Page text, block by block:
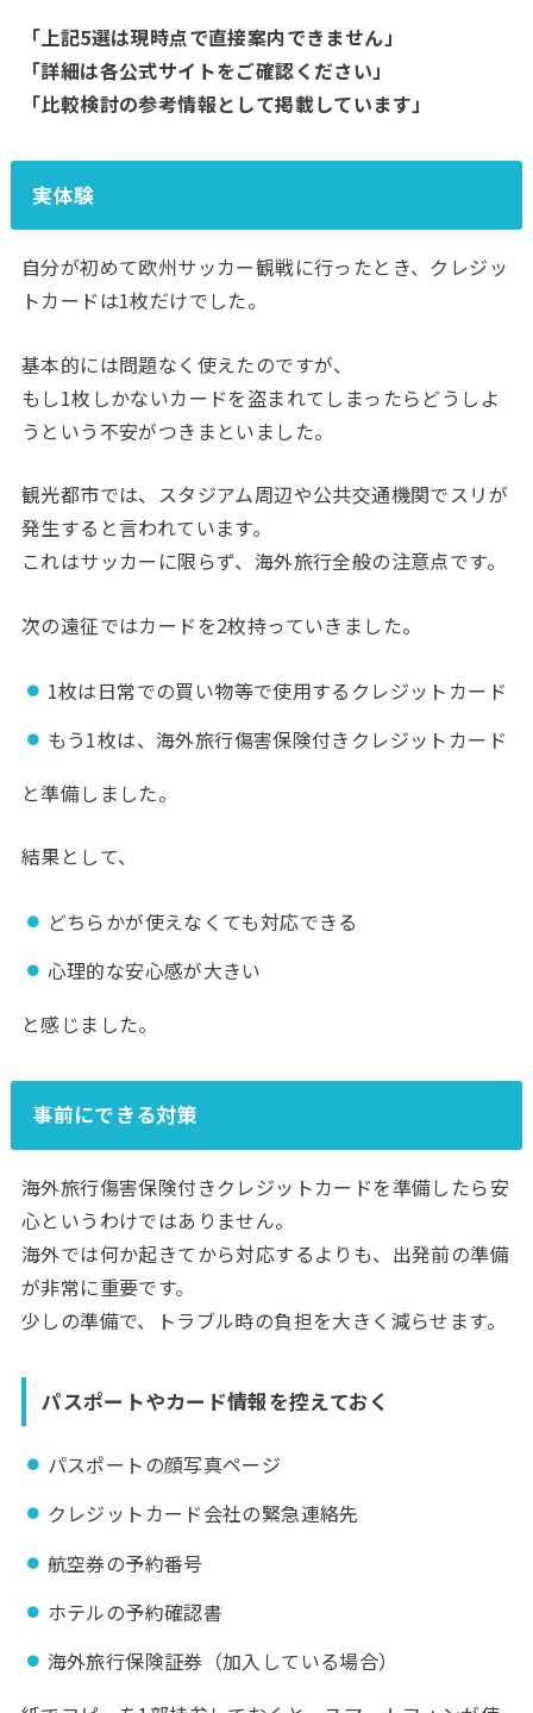
「上記5選は現時点で直接案内できません」
「詳細は各公式サイトをご確認ください」
「比較検討の参考情報として掲載しています」
実体験
自分が初めて欧州サッカー観戦に行ったとき、クレジッ
トカードは1枚だけでした。
基本的には問題なく使えたのですが、
もし1枚しかないカードを盗まれてしまったらどうしよ
うという不安がつきまといました。
観光都市では、スタジアム周辺や公共交通機関でスリが
発生すると言われています。
これはサッカーに限らず、海外旅行全般の注意点です。
次の遠征ではカードを2枚持っていきました。
1枚は日常での買い物等で使用するクレジットカード
もう1枚は、海外旅行傷害保険付きクレジットカード
と準備しました。
結果として、
どちらかが使えなくても対応できる
心理的な安心感が大きい
と感じました。
事前にできる対策
海外旅行傷害保険付きクレジットカードを準備したら安
心というわけではありません。
海外では何か起きてから対応するよりも、出発前の準備
が非常に重要です。
少しの準備で、トラブル時の負担を大きく減らせます。
パスポートやカード情報を控えておく
パスポートの顔写真ページ
クレジットカード会社の緊急連絡先
航空券の予約番号
ホテルの予約確認書
海外旅行保険証券（加入している場合）